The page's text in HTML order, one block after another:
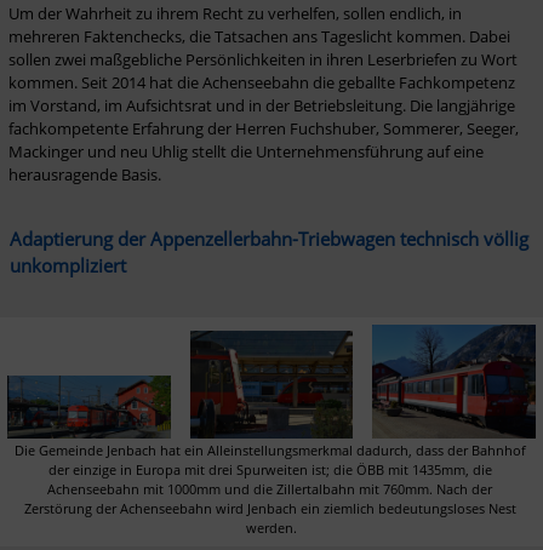
Um der Wahrheit zu ihrem Recht zu verhelfen, sollen endlich, in
mehreren Faktenchecks, die Tatsachen ans Tageslicht kommen. Dabei
sollen zwei maßgebliche Persönlichkeiten in ihren Leserbriefen zu Wort
kommen. Seit 2014 hat die Achenseebahn die geballte Fachkompetenz
im Vorstand, im Aufsichtsrat und in der Betriebsleitung. Die langjährige
fachkompetente Erfahrung der Herren Fuchshuber, Sommerer, Seeger,
Mackinger und neu Uhlig stellt die Unternehmensführung auf eine
herausragende Basis.
Adaptierung der Appenzellerbahn-Triebwagen technisch völlig
unkompliziert
Die Gemeinde Jenbach hat ein Alleinstellungsmerkmal dadurch, dass der Bahnhof
der einzige in Europa mit drei Spurweiten ist; die ÖBB mit 1435mm, die
Achenseebahn mit 1000mm und die Zillertalbahn mit 760mm. Nach der
Zerstörung der Achenseebahn wird Jenbach ein ziemlich bedeutungsloses Nest
werden.